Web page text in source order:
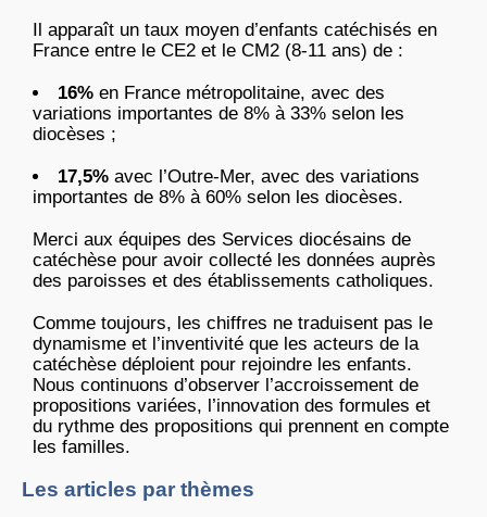
Il apparaît un taux moyen d’enfants catéchisés en
France entre le CE2 et le CM2 (8-11 ans) de :
16% en France métropolitaine, avec des
variations importantes de 8% à 33% selon les
diocèses ;
17,5% avec l’Outre-Mer, avec des variations
importantes de 8% à 60% selon les diocèses.
Merci aux équipes des Services diocésains de
catéchèse pour avoir collecté les données auprès
des paroisses et des établissements catholiques.
Comme toujours, les chiffres ne traduisent pas le
dynamisme et l’inventivité que les acteurs de la
catéchèse déploient pour rejoindre les enfants.
Nous continuons d’observer l’accroissement de
propositions variées, l’innovation des formules et
du rythme des propositions qui prennent en compte
les familles.
Les articles par thèmes